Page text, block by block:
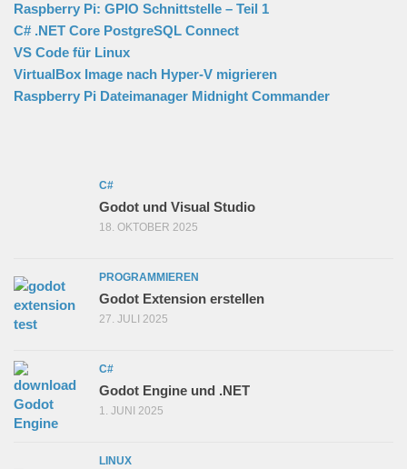
Raspberry Pi: GPIO Schnittstelle – Teil 1
C# .NET Core PostgreSQL Connect
VS Code für Linux
VirtualBox Image nach Hyper-V migrieren
Raspberry Pi Dateimanager Midnight Commander
C#
Godot und Visual Studio
18. OKTOBER 2025
PROGRAMMIEREN
Godot Extension erstellen
27. JULI 2025
C#
Godot Engine und .NET
1. JUNI 2025
LINUX